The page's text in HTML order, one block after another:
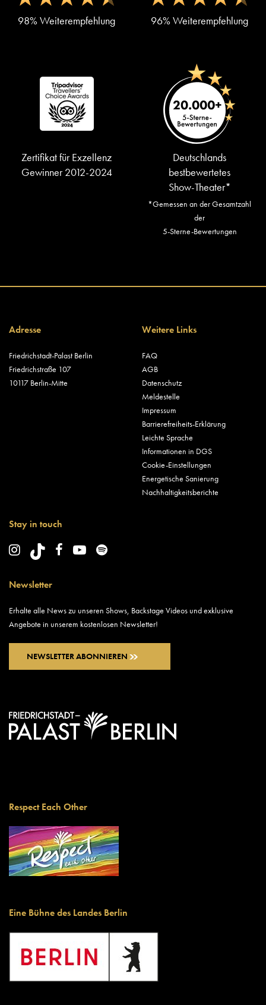
98% Weiterempfehlung 96% Weiterempfehlung
Zertifikat für Exzellenz
Gewinner 2012-2024
Deutschlands
bestbewertetes
Show-Theater*
*Gemessen an der Gesamtzahl
der
5-Sterne-Bewertungen
Adresse
Friedrichstadt-Palast Berlin
Friedrichstraße 107
10117 Berlin-Mitte
Weitere Links
FAQ
AGB
Datenschutz
Meldestelle
Impressum
Barrierefreiheits-Erklärung
Leichte Sprache
Informationen in DGS
Cookie-Einstellungen
Energetische Sanierung
Nachhaltigkeitsberichte
Stay in touch
Newsletter
Erhalte alle News zu unseren Shows, Backstage Videos und exklusive
Angebote in unserem kostenlosen Newsletter!
NEWSLETTER ABONNIEREN
Respect Each Other
Eine Bühne des Landes Berlin